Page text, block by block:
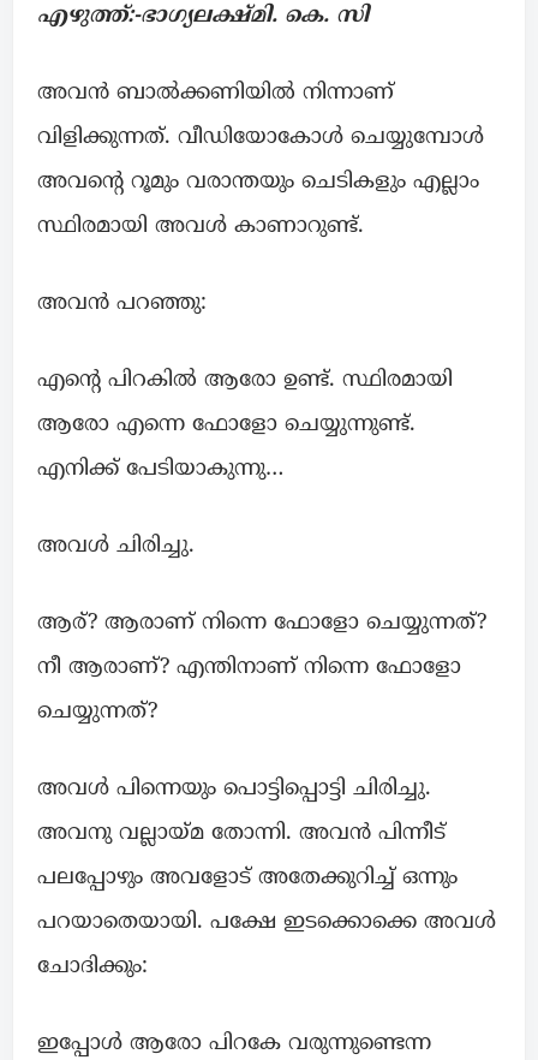
എഴുത്ത്:-ഭാഗ്യലക്ഷ്മി. കെ. സി
അവൻ ബാൽക്കണിയിൽ നിന്നാണ്
വിളിക്കുന്നത്. വീഡിയോകോൾ ചെയ്യുമ്പോൾ
അവന്റെ റൂമും വരാന്തയും ചെടികളും എല്ലാം
സ്ഥിരമായി അവൾ കാണാറുണ്ട്.
അവൻ പറഞ്ഞു:
എന്റെ പിറകിൽ ആരോ ഉണ്ട്. സ്ഥിരമായി
ആരോ എന്നെ ഫോളോ ചെയ്യുന്നുണ്ട്.
എനിക്ക് പേടിയാകുന്നു…
അവൾ ചിരിച്ചു.
ആര്? ആരാണ് നിന്നെ ഫോളോ ചെയ്യുന്നത്?
നീ ആരാണ്? എന്തിനാണ് നിന്നെ ഫോളോ
ചെയ്യുന്നത്?
അവൾ പിന്നെയും പൊട്ടിപ്പൊട്ടി ചിരിച്ചു.
അവനു വല്ലായ്മ തോന്നി. അവൻ പിന്നീട്
പലപ്പോഴും അവളോട് അതേക്കുറിച്ച് ഒന്നും
പറയാതെയായി. പക്ഷേ ഇടക്കൊക്കെ അവൾ
ചോദിക്കും:
ഇപ്പോൾ ആരോ പിറകേ വരുന്നുണ്ടെന്ന